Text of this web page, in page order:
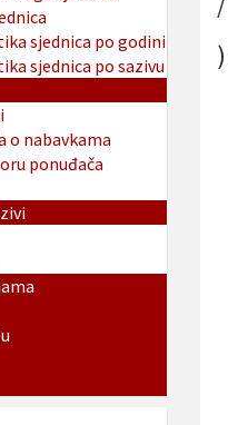
sjednica po godini
sjednica po sazivu
o nabavkama
ponuđača